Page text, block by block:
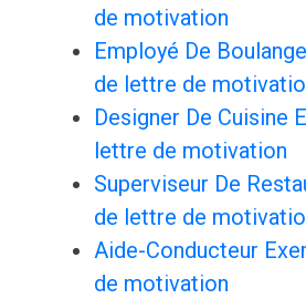
de motivation
Employé De
de lettre de
Designer De Cuisine
lettre de motivation
Superviseur De
de lettre de
Aide-Conducteur
de motivation